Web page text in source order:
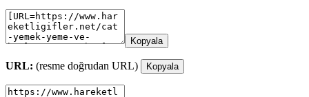
Kopyala
URL: (resme doğrudan URL) Kopyala